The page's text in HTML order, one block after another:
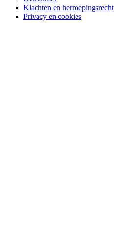
Klachten en herroepingsrecht
Privacy en cookies